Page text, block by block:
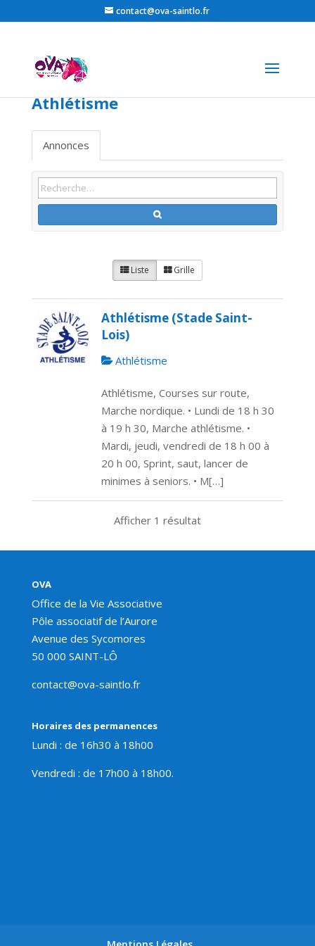
contact@ova-saintlo.fr
Athlétisme
Annonces
Liste Grille
Athlétisme (Stade Saint-
Lois)
Athlétisme
Athlétisme, Courses sur route,
Marche nordique. • Lundi de 18 h 30
à 19 h 30, Marche athlétisme. •
Mardi, jeudi, vendredi de 18 h 00 à
20 h 00, Sprint, saut, lancer de
minimes à seniors. • M[…]
Afficher 1 résultat
OVA
Office de la Vie Associative
Pôle associatif de l’Aurore
Avenue des Sycomores
50 000 SAINT-LÔ
contact@ova-saintlo.fr
Horaires des permanences
Lundi : de 16h30 à 18h00
Vendredi : de 17h00 à 18h00.